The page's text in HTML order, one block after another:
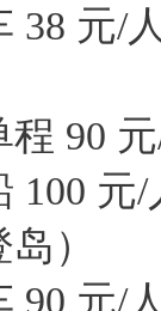
38 元/
90
100 元
）
90 元/